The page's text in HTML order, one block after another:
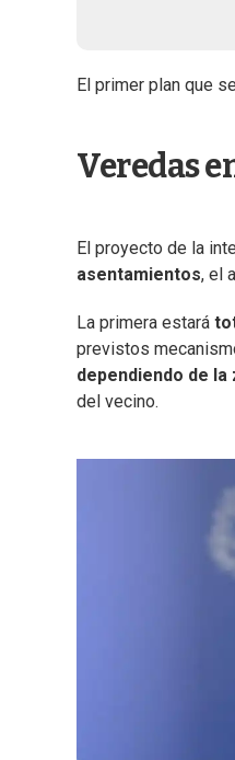
El primer plan que
Veredas
El proyecto de la
asentamientos, el
La primera estará
previstos
dependiendo de
del vecino.